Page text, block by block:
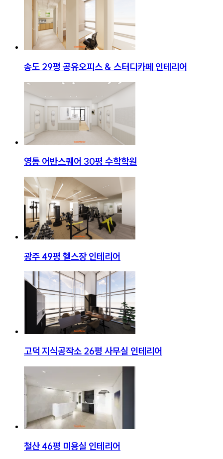
송도 29평 공유오피스 & 스터디카페 인테리어
영통 어반스퀘어 30평 수학학원
광주 49평 헬스장 인테리어
고덕 지식공작소 26평 사무실 인테리어
철산 46평 미용실 인테리어